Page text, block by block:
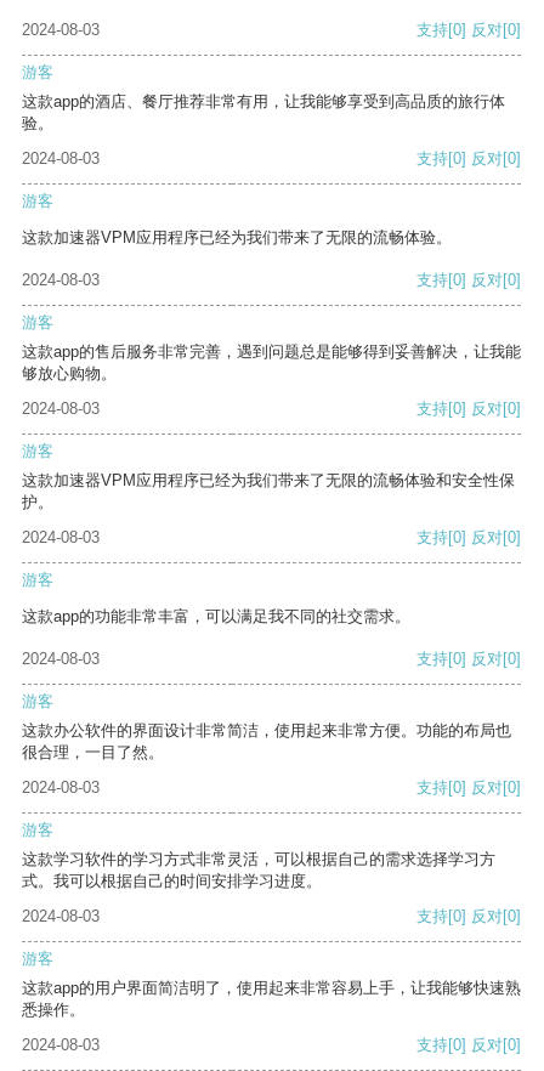
2024-08-03 支持[0] 反对[0]
游客
这款app的酒店、餐厅推荐非常有用，让我能够享受到高品质的旅行体
验。
2024-08-03
支持[0] 反对[0]
游客
这款加速器VPM应用程序已经为我们带来了无限的流畅体验。
2024-08-03 支持[0] 反对[0]
游客
这款app的售后服务非常完善，遇到问题总是能够得到妥善解决，让我能
够放心购物。
2024-08-03
支持[0] 反对[0]
游客
这款加速器VPM应用程序已经为我们带来了无限的流畅体验和安全性保
护。
2024-08-03
支持[0] 反对[0]
游客
这款app的功能非常丰富，可以满足我不同的社交需求。
2024-08-03 支持[0] 反对[0]
游客
这款办公软件的界面设计非常简洁，使用起来非常方便。功能的布局也
很合理，一目了然。
2024-08-03
支持[0] 反对[0]
游客
这款学习软件的学习方式非常灵活，可以根据自己的需求选择学习方
式。我可以根据自己的时间安排学习进度。
2024-08-03
支持[0] 反对[0]
游客
这款app的用户界面简洁明了，使用起来非常容易上手，让我能够快速熟
悉操作。
2024-08-03
支持[0] 反对[0]